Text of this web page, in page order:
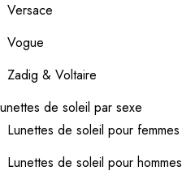
Versace
Vogue
Zadig & Voltaire
de soleil par sexe
Lunettes de soleil pour femmes
Lunettes de soleil pour hommes